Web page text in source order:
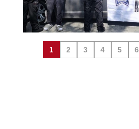
1 2 3 4 5 6